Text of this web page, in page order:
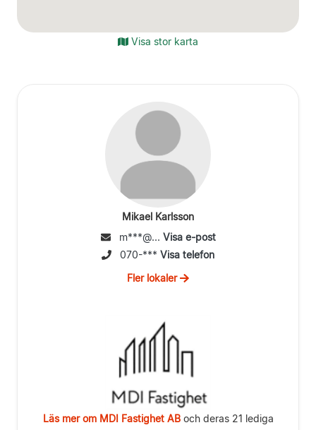
Visa stor karta
Mikael Karlsson
m***@... Visa e-post
070-*** Visa telefon
Fler lokaler
Läs mer om MDI Fastighet ABoch deras 21 lediga